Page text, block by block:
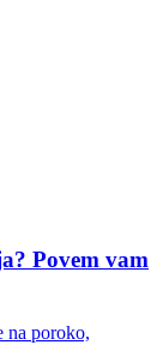
Povem vam
na poroko,